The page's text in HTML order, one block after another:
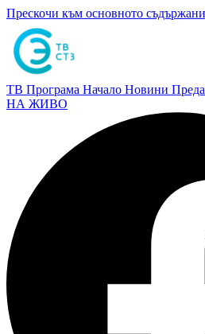
Прескочи към основното
ТВ Програма Начало Новини
НА ЖИВО